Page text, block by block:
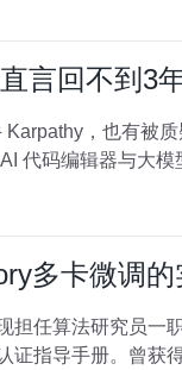
言回不到3
，也有被
代码编辑器与大
多卡微调的
任算法研究员一
证指导手册。曾